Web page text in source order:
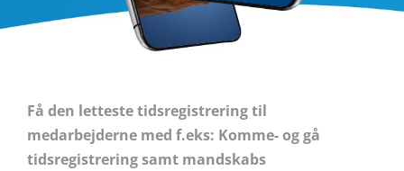
Få den letteste tidsregistrering til
medarbejderne med f.eks: Komme- og gå
tidsregistrering samt mandskabs